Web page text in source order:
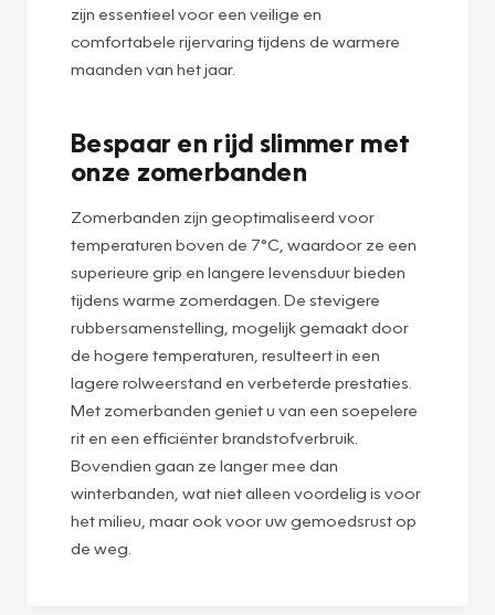
zijn essentieel voor een veilige en
comfortabele rijervaring tijdens de warmere
maanden van het jaar.
Bespaar en rijd slimmer met
onze zomerbanden
Zomerbanden zijn geoptimaliseerd voor
temperaturen boven de 7°C, waardoor ze een
superieure grip en langere levensduur bieden
tijdens warme zomerdagen. De stevigere
rubbersamenstelling, mogelijk gemaakt door
de hogere temperaturen, resulteert in een
lagere rolweerstand en verbeterde prestaties.
Met zomerbanden geniet u van een soepelere
rit en een efficiënter brandstofverbruik.
Bovendien gaan ze langer mee dan
winterbanden, wat niet alleen voordelig is voor
het milieu, maar ook voor uw gemoedsrust op
de weg.